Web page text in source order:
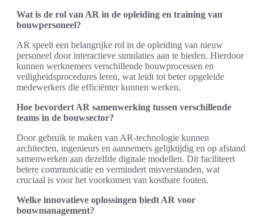
Wat is de rol van AR in de opleiding en training van
bouwpersoneel?
AR speelt een belangrijke rol in de opleiding van nieuw
personeel door interactieve simulaties aan te bieden. Hierdoor
kunnen werknemers verschillende bouwprocessen en
veiligheidsprocedures leren, wat leidt tot beter opgeleide
medewerkers die efficiënter kunnen werken.
Hoe bevordert AR samenwerking tussen verschillende
teams in de bouwsector?
Door gebruik te maken van AR-technologie kunnen
architecten, ingenieurs en aannemers gelijktijdig en op afstand
samenwerken aan dezelfde digitale modellen. Dit faciliteert
betere communicatie en vermindert misverstanden, wat
cruciaal is voor het voorkomen van kostbare fouten.
Welke innovatieve oplossingen biedt AR voor
bouwmanagement?